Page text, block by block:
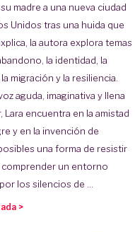
madre a una nueva ciudad
Unidos tras una huida que
la autora explora temas
la identidad, la
migración y la resiliencia.
aguda, imaginativa y llena
Lara encuentra en la amistad
y en la invención de
una forma de resistir
comprender un entorno
los silencios de ...
>